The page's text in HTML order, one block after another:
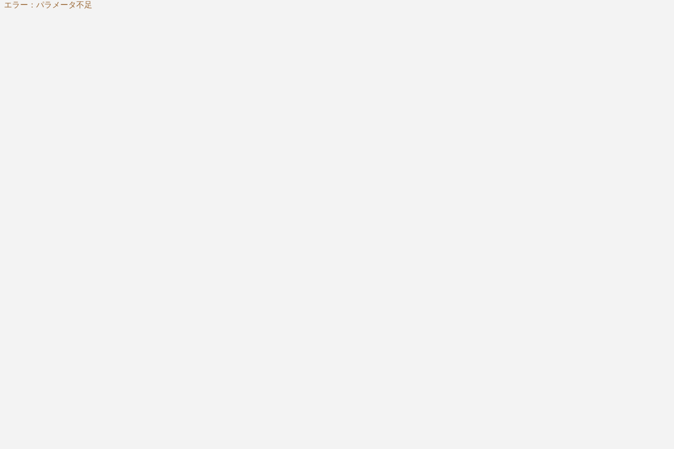
エラー：パラメータ不足